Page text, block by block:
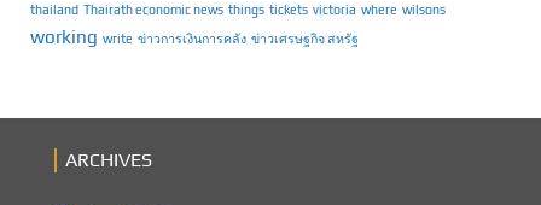
thailand Thairath economic news things tickets victoria where wilsons
working write ข่าวการเงินการคลัง ข่าวเศรษฐกิจ สหรัฐ
ARCHIVES